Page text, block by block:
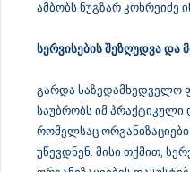
ამბობს ნუგზარ კოხრეიძე
სერვისებისშეზღუდვადა
გარდა საზედამხედველო
საუბრობს იმ პრაქტიკული
რომელსაც
უწევდნენ. მისი თქმით,